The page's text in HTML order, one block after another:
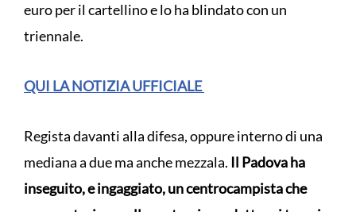
euro per il cartellino e lo ha blindato con un
triennale.
QUI LA NOTIZIA UFFICIALE
Regista davanti alla difesa, oppure interno di una
mediana a due ma anche mezzala. Il Padova ha
inseguito, e ingaggiato, un centrocampista che